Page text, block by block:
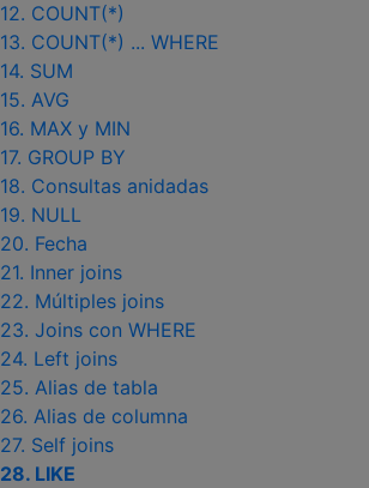
12. COUNT(*)
13. COUNT(*) ... WHERE
14. SUM
15. AVG
16. MAX y MIN
17. GROUP BY
18. Consultas anidadas
19. NULL
20. Fecha
21. Inner joins
22. Múltiples joins
23. Joins con WHERE
24. Left joins
25. Alias de tabla
26. Alias de columna
27. Self joins
28. LIKE